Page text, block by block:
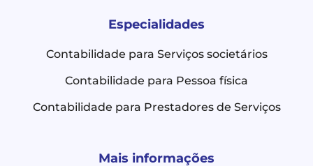
Especialidades
Contabilidade para Serviços societários
Contabilidade para Pessoa física
Contabilidade para Prestadores de Serviços
Mais informações